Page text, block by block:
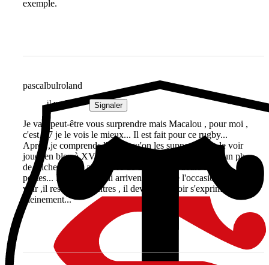
exemple.
pascalbulroland
il y a 5 ans Signaler
Je vais peut-être vous surprendre mais Macalou , pour moi ,
c'est à 7 je le vois le mieux... Il est fait pour ce rugby...
Après ,je comprends l'envie qu'on les supporters de le voir
jouer en bleu à XV , il le mérite ,mais là ,nous avons un pb
de "riches" , il y a pléthore de très bons joueurs à ces
postes... Les matchs qui arrivent vont être l'occasion de le
voir ,il reste 3 rencontres , il devrait pouvoir s'exprimer
pleinement...